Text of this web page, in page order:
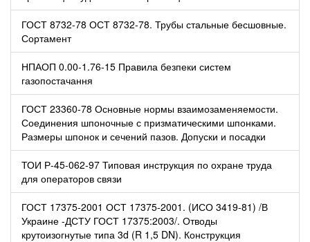
ГОСТ 8732-78 ОСТ 8732-78. Трубы стальные бесшовные.
Сортамент
НПАОП 0.00-1.76-15 Правила безпеки систем
газопостачання
ГОСТ 23360-78 Основные нормы взаимозаменяемости.
Соединения шпоночные с призматическими шпонками.
Размеры шпонок и сечений пазов. Допуски и посадки
ТОИ Р-45-062-97 Типовая инструкция по охране труда
для операторов связи
ГОСТ 17375-2001 ОСТ 17375-2001. (ИСО 3419-81) /В
Украине -ДСТУ ГОСТ 17375:2003/. Отводы
крутоизогнутые типа 3d (R 1,5 DN). Конструкция